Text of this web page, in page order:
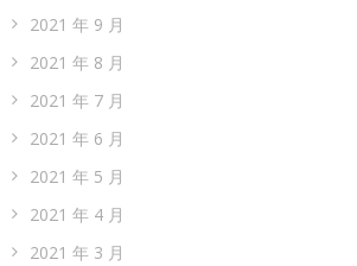
2021 年 9 月
2021 年 8 月
2021 年 7 月
2021 年 6 月
2021 年 5 月
2021 年 4 月
2021 年 3 月